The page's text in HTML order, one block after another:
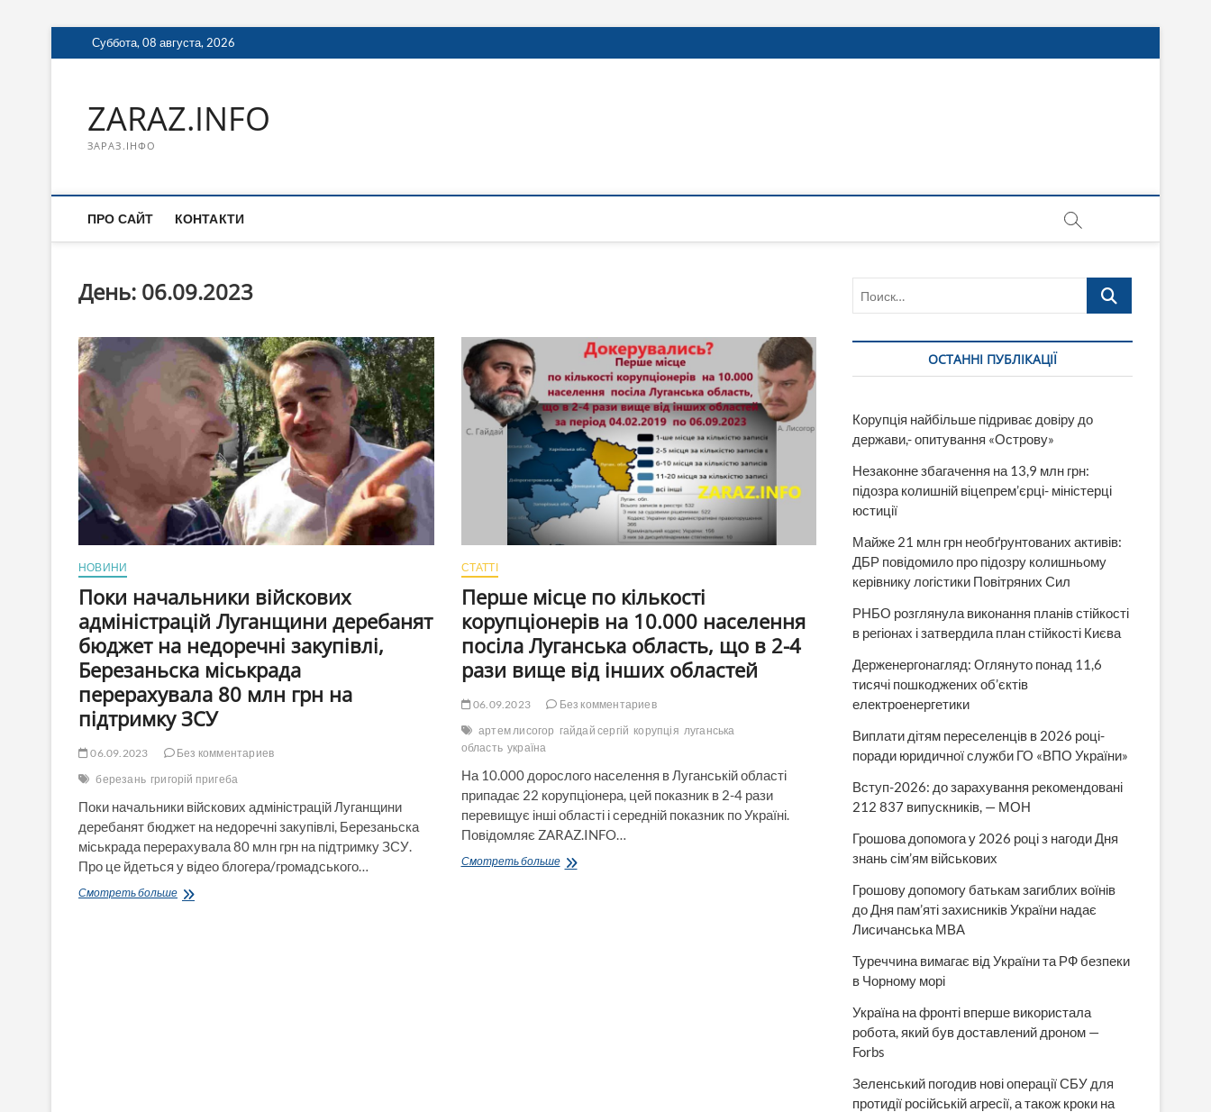
Перейти
к
Суббота, 08 августа, 2026
ZARAZ.INFO
ЗАРАЗ.ІНФО
ПРО САЙТ КОНТАКТИ
День: 06.09.2023
НОВИНИ
Поки начальники війскових
адміністрацій Луганщини деребанят
бюджет на недоречні закупівлі,
Березаньска міськрада
перерахувала 80 млн грн на
підтримку ЗСУ
06.09.2023
Без комментариев
березань григорій пригеба
Поки начальники війскових адміністрацій Луганщини
деребанят бюджет на недоречні закупівлі, Березаньска
міськрада перерахувала 80 млн грн на підтримку ЗСУ.
Про це йдеться у відео блогера/громадського…
Смотреть большеПоки
СТАТТІ
Перше місце по кількості
корупціонерів на 10.000 населення
посіла Луганська область, що в 2-4
рази вище від інших областей
06.09.2023
Без комментариев
артем лисогор гайдай сергій корупція луганська
область україна
На 10.000 дорослого населення в Луганській області
припадає 22 корупціонера, цей показник в 2-4 рази
перевищує інші області і середній показник по Україні.
Повідомляє ZARAZ.INFO…
Смотреть большеПерше
Поиск…
ОСТАННІ ПУБЛІКАЦІЇ
Корупція найбільше підриває довіру до
держави,- опитування «Острову»
Незаконне збагачення на 13,9 млн грн:
підозра колишній віцепрем’єрці- міністерці
юстиції
Майже 21 млн грн необґрунтованих активів:
ДБР повідомило про підозру колишньому
керівнику логістики Повітряних Сил
РНБО розглянула виконання планів стійкості
в регіонах і затвердила план стійкості Києва
Держенергонагляд: Оглянуто понад 11,6
тисячі пошкоджених об’єктів
електроенергетики
Виплати дітям переселенців в 2026 році-
поради юридичної служби ГО «ВПО України»
Вступ-2026: до зарахування рекомендовані
212 837 випускників, — МОН
Грошова допомога у 2026 році з нагоди Дня
знань сім’ям військових
Грошову допомогу батькам загиблих воїнів
до Дня пам’яті захисників України надає
Лисичанська МВА
Туреччина вимагає від України та РФ безпеки
в Чорному морі
Україна на фронті вперше використала
робота, який був доставлений дроном —
Forbs
Зеленський погодив нові операції СБУ для
протидії російській агресії, а також кроки на